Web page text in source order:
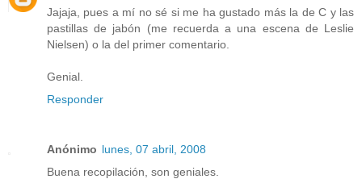
Jajaja, pues a mí no sé si me ha gustado más la de C y las
pastillas de jabón (me recuerda a una escena de Leslie
Nielsen) o la del primer comentario.
Genial.
Responder
Anónimo lunes, 07 abril, 2008
Buena recopilación, son geniales.